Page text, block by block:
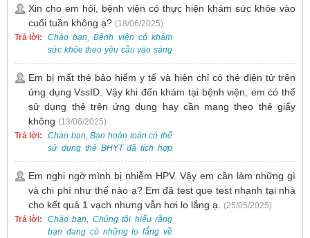
gồm cả điều trị mụn. Vì vậy, bạn
cần đăng ký khám tại Khoa
Khám bệnh trước.
Xin cho em hỏi, bệnh viện có thực hiện khám sức khỏe vào
cuối tuần không ạ? (18/06/2025)
Trả lời:
Chào bạn, Bệnh viện có khám
sức khỏe theo yêu cầu vào sáng
thứ Bảy. Nếu bạn có nhu cầu, vui
lòng đặt lịch trước để được sắp
xếp thời gian phù hợp.
Em bị mất thẻ bảo hiểm y tế và hiện chỉ có thẻ điện tử trên
ứng dụng VssID. Vậy khi đến khám tại bệnh viện, em có thể
sử dụng thẻ trên ứng dụng hay cần mang theo thẻ giấy
không (13/06/2025)
Trả lời:
Chào bạn, Bạn hoàn toàn có thể
sử dụng thẻ BHYT đã tích hợp
trên ứng dụng VssID khi đến
khám và không cần mang theo
thẻ giấy.
Em nghi ngờ mình bị nhiễm HPV. Vậy em cần làm những gì
và chi phí như thế nào ạ? Em đã test que test nhanh tại nhà
cho kết quả 1 vạch nhưng vẫn hơi lo lắng ạ. (25/05/2025)
Trả lời:
Chào bạn, Chúng tôi hiểu rằng
bạn đang có những lo lắng về